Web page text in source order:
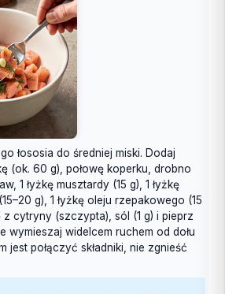
łososia do średniej miski. Dodaj
(ok. 60 g), połowę koperku, drobno
1 łyżkę musztardy (15 g), 1 łyżkę
g), 1 łyżkę oleju rzepakowego (15
z cytryny (szczypta), sól (1 g) i pieprz
wymieszaj widelcem ruchem od dołu
połączyć składniki, nie zgnieść